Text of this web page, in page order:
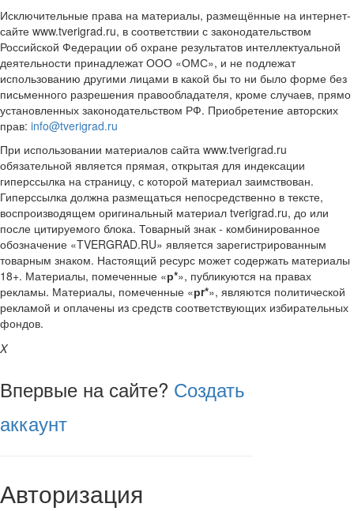
Исключительные права на материалы, размещённые на интернет-
сайте www.tverigrad.ru, в соответствии с законодательством
Российской Федерации об охране результатов интеллектуальной
деятельности принадлежат ООО «ОМС», и не подлежат
использованию другими лицами в какой бы то ни было форме без
письменного разрешения правообладателя, кроме случаев, прямо
установленных законодательством РФ. Приобретение авторских
прав: info@tverigrad.ru
При использовании материалов сайта www.tverigrad.ru
обязательной является прямая, открытая для индексации
гиперссылка на страницу, с которой материал заимствован.
Гиперссылка должна размещаться непосредственно в тексте,
воспроизводящем оригинальный материал tverigrad.ru, до или
после цитируемого блока. Товарный знак - комбинированное
обозначение «TVERGRAD.RU» является зарегистрированным
товарным знаком. Настоящий ресурс может содержать материалы
18+. Материалы, помеченные «р*», публикуются на правах
рекламы. Материалы, помеченные «рr*», являются политической
рекламой и оплачены из средств соответствующих избирательных
фондов.
X
Впервые на сайте? Создать
аккаунт
Авторизация